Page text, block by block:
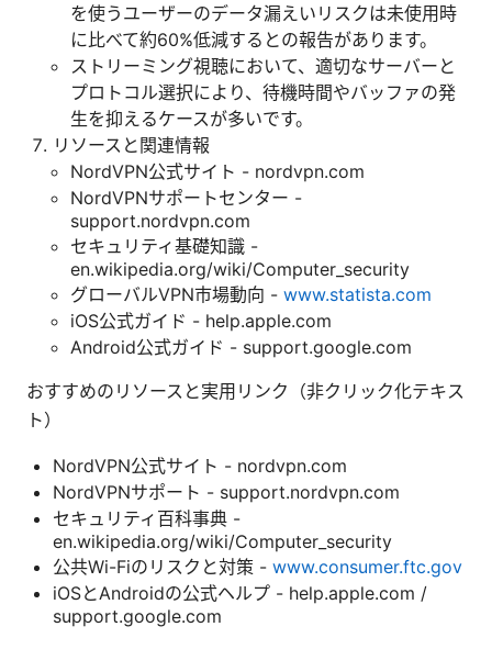
を使うユーザーのデータ漏えいリスクは未使用時
に比べて約60%低減するとの報告があります。
ストリーミング視聴において、適切なサーバーと
プロトコル選択により、待機時間やバッファの発
生を抑えるケースが多いです。
リソースと関連情報
NordVPN公式サイト - nordvpn.com
NordVPNサポートセンター -
support.nordvpn.com
セキュリティ基礎知識 -
en.wikipedia.org/wiki/Computer_security
グローバルVPN市場動向 - www.statista.com
iOS公式ガイド - help.apple.com
Android公式ガイド - support.google.com
おすすめのリソースと実用リンク（非クリック化テキス
ト）
NordVPN公式サイト - nordvpn.com
NordVPNサポート - support.nordvpn.com
セキュリティ百科事典 -
en.wikipedia.org/wiki/Computer_security
公共Wi-Fiのリスクと対策 - www.consumer.ftc.gov
iOSとAndroidの公式ヘルプ - help.apple.com /
support.google.com